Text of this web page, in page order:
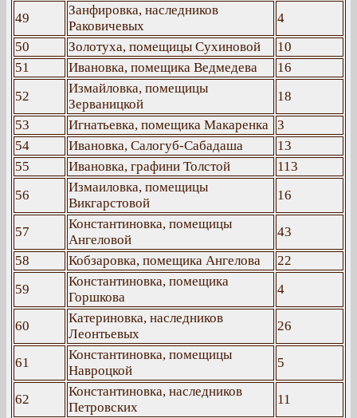
49
Занфировка, наследников
Раковичевых
4
50
Золотуха, помещицы Сухиновой
10
51
Ивановка, помещика Ведмедева
16
52
Измайловка, помещицы
Зерваницкой
18
53
Игнатьевка, помещика Макаренка 3
54
Ивановка, Салогуб-Сабадаша
13
55
Ивановка, графини Толстой
113
56
Измаиловка, помещицы
Викгарстовой
16
57
Константиновка, помещицы
Ангеловой
43
58
Кобзаровка, помещика Ангелова
22
59
Константиновка, помещика
Горшкова
4
60
Катериновка, наследников
Леонтьевых
26
61
Константиновка, помещицы
Навроцкой
5
62
Константиновка, наследников
Петровских
11